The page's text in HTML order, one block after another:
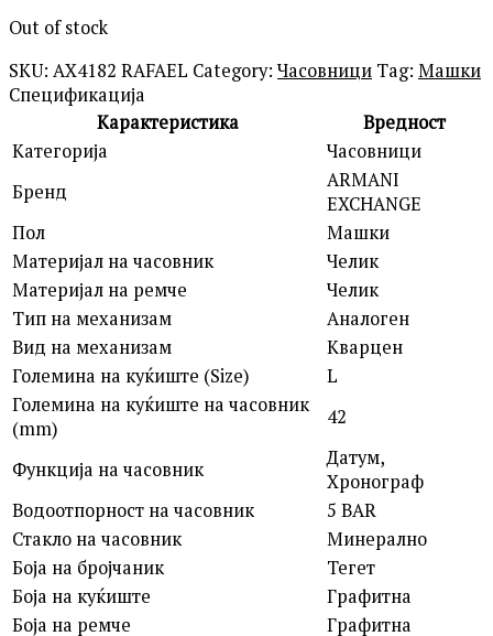
Out of stock
SKU: AX4182 RAFAEL Category: Часовници Tag: Машки
Спецификација
Карактеристика
Вредност
Категорија
Часовници
Бренд
ARMANI
EXCHANGE
Пол
Машки
Материјал на часовник
Челик
Материјал на ремче
Челик
Тип на механизам
Аналоген
Вид на механизам
Кварцен
Големина на куќиште (Size)
L
Големина на куќиште на часовник
(mm)
42
Функција на часовник
Датум,
Хронограф
Водоотпорност на часовник
5 BAR
Стакло на часовник
Минерално
Боја на бројчаник
Тегет
Боја на куќиште
Графитна
Боја на ремче
Графитна